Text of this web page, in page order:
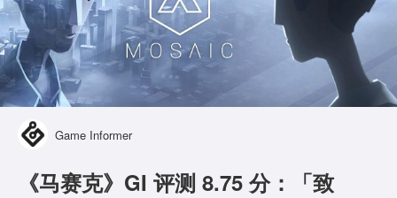
地图攻略
Game Informer
《马赛克》GI 评测 8.75 分：「致